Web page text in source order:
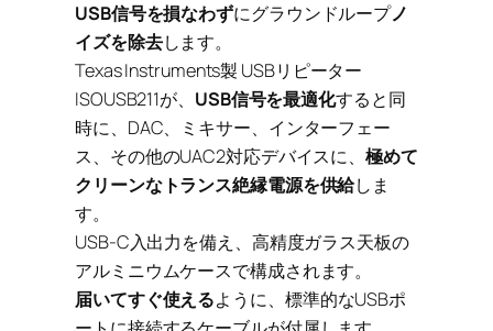
USB信号を損なわずにグラウンドループノ
イズを除去します。
Texas Instruments製 USBリピーター
ISOUSB211が、 USB信号を最適化すると同
時に、DAC、ミキサー、インターフェー
ス、その他のUAC2対応デバイスに、極めて
クリーンなトランス絶縁電源を供給しま
す。
USB-C入出力を備え、高精度ガラス天板の
アルミニウムケースで構成されます。
届いてすぐ使えるように、標準的なUSBポ